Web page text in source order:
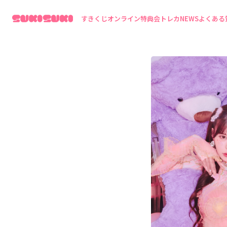
すきくじオンライン特典会 トレカNEWSよくある